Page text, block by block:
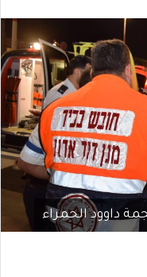
داوود الحمراء